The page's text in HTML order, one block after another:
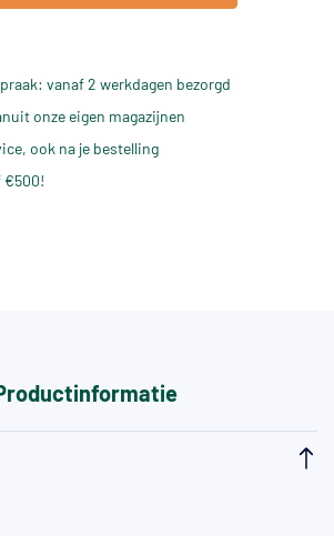
vanaf 2 werkdagen bezorgd
onze eigen magazijnen
ook na je bestelling
€500!